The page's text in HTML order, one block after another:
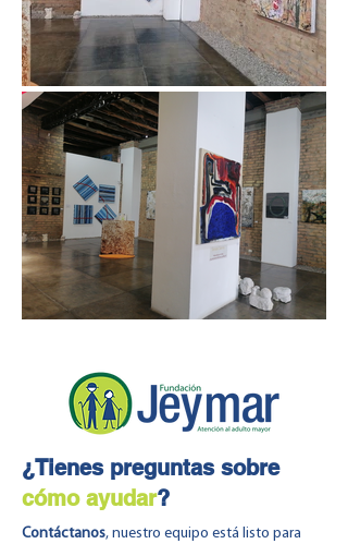
¿Tienes preguntas sobre
cómo ayudar?
Contáctanos, nuestro equipo está listo para